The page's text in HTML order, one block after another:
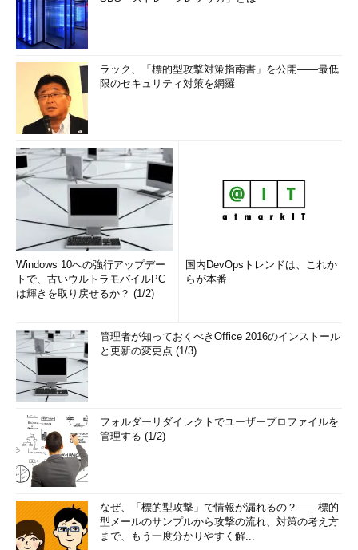
ラック、「標的型攻撃対策指南書」を公開――最低
限のセキュリティ対策を網羅
Windows 10への強行アップデー
トで、古いウルトラモバイルPC
は輝きを取り戻せるか？ (1/2)
国内DevOpsトレンドは、これか
らが本番
管理者が知っておくべきOffice 2016のインストール
と更新の変更点 (1/3)
フォルダーリダイレクトでユーザープロファイルを
管理する (1/2)
なぜ、「標的型攻撃」で情報が漏れるの？――標的
型メールのサンプルから攻撃の流れ、対策の考え方
まで、もう一度分かりやすく解...